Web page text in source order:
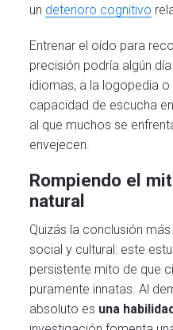
un deterioro cognitivo
Entrenar el oído para
precisión podría algún
idiomas, a la logopedia
capacidad de escucha
al que muchos se
envejecen.
Rompiendo el
natural
Quizás la conclusión
social y cultural: este
persistente mito de que
puramente innatas. Al
absoluto es una